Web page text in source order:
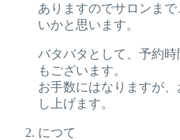
ありますのでサロンま
いかと思います。
バタバタとして、予約
もございます。
お手数にはなりますが
し上げます。
につて